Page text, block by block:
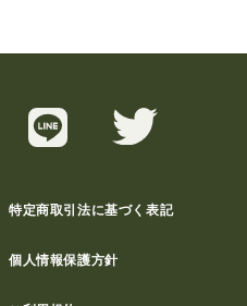
特定商取引法に基づく表記
個人情報保護方針